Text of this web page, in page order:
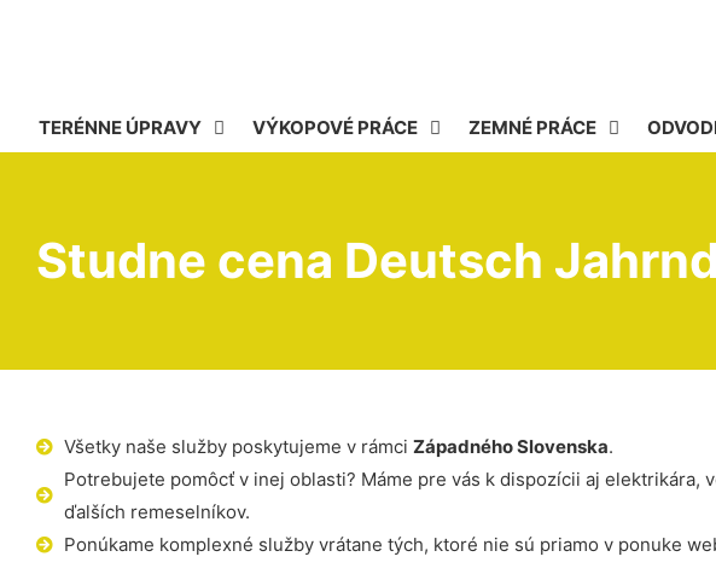
TERÉNNE ÚPRAVY VÝKOPOVÉ PRÁCE ZEMNÉ PRÁCE
Studne cena Deutsch
Všetky naše služby poskytujeme v rámci Západného Slovenska.
Potrebujete pomôcť v inej oblasti? Máme pre vás k dispozícii aj elektrikára,
ďalších remeselníkov.
Ponúkame komplexné služby vrátane tých, ktoré nie sú priamo v ponuke